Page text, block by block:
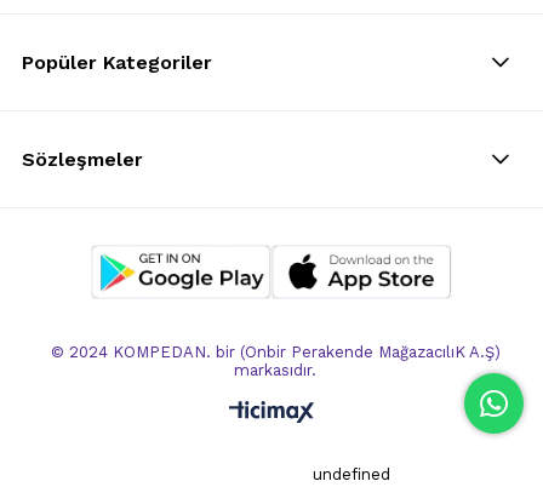
Popüler Kategoriler
Sözleşmeler
© 2024 KOMPEDAN. bir (Onbir Perakende MağazacılıK A.Ş)
markasıdır.
undefined